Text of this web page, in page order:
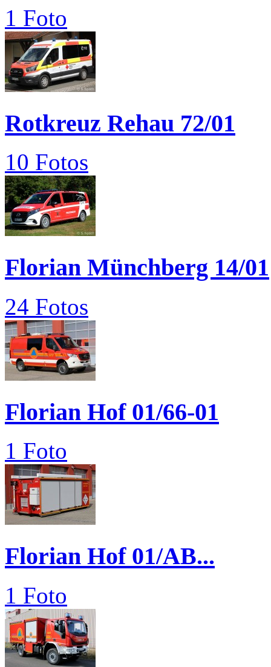
1 Foto
Rotkreuz Rehau 72/01
10 Fotos
Florian Münchberg 14/01
24 Fotos
Florian Hof 01/66-01
1 Foto
Florian Hof 01/AB...
1 Foto